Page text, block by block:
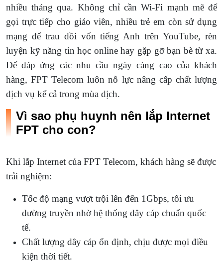
nhiều tháng qua. Không chỉ cần Wi-Fi mạnh mẽ để
gọi trực tiếp cho giáo viên, nhiều trẻ em còn sử dụng
mạng để trau dồi vốn tiếng Anh trên YouTube, rèn
luyện kỹ năng tin học online hay gặp gỡ bạn bè từ xa.
Để đáp ứng các nhu cầu ngày càng cao của khách
hàng, FPT Telecom luôn nỗ lực nâng cấp chất lượng
dịch vụ kể cả trong mùa dịch.
Vì sao phụ huynh nên lắp Internet
FPT cho con?
Khi lắp Internet của FPT Telecom, khách hàng sẽ được
trải nghiệm:
Tốc độ mạng vượt trội lên đến 1Gbps, tối ưu
đường truyền nhờ hệ thống dây cáp chuẩn quốc
tế.
Chất lượng dây cáp ổn định, chịu được mọi điều
kiện thời tiết.